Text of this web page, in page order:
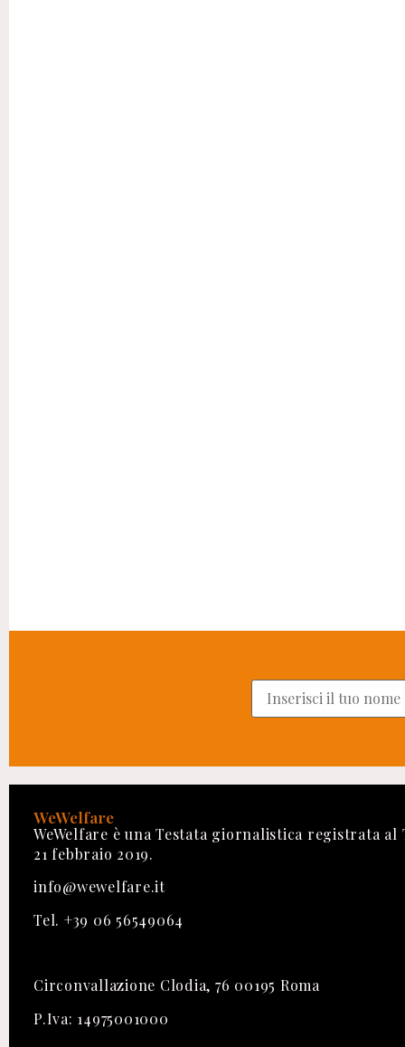
WeWelfare
WeWelfare è una Testata giornalistica registrata al
21 febbraio 2019.
info@wewelfare.it
Tel. +39 06 56549064
Circonvallazione Clodia, 76 00195 Roma
P.Iva: 14975001000